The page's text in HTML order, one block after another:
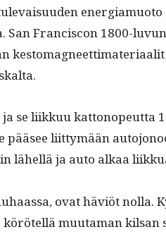
Fran­cis­con 1800-
se liikkuu kat­tonopeut­ta
liit­tymään
lähel­lä ja auto alkaa
ovat häviöt nol­la.
muu­ta­man